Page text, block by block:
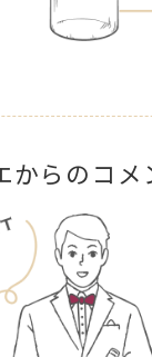
からのコメ